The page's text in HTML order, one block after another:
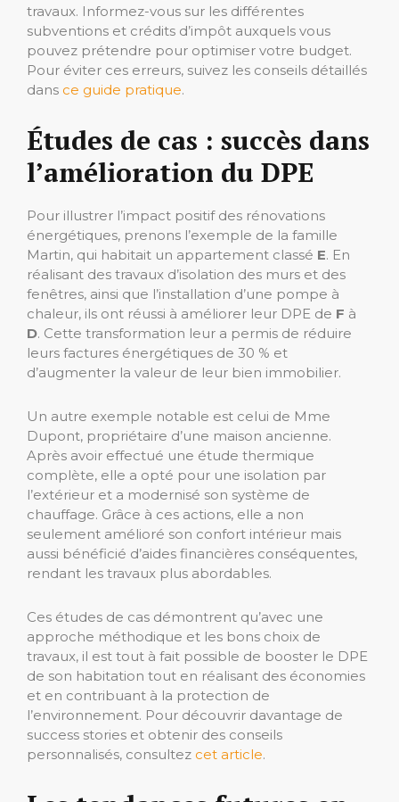
travaux. Informez-vous sur les différentes
subventions et crédits d’impôt auxquels vous
pouvez prétendre pour optimiser votre budget.
Pour éviter ces erreurs, suivez les conseils détaillés
dans ce guide pratique.
Études de cas : succès dans
l’amélioration du DPE
Pour illustrer l’impact positif des rénovations
énergétiques, prenons l’exemple de la famille
Martin, qui habitait un appartement classé E. En
réalisant des travaux d’isolation des murs et des
fenêtres, ainsi que l’installation d’une pompe à
chaleur, ils ont réussi à améliorer leur DPE de F à
D. Cette transformation leur a permis de réduire
leurs factures énergétiques de 30 % et
d’augmenter la valeur de leur bien immobilier.
Un autre exemple notable est celui de Mme
Dupont, propriétaire d’une maison ancienne.
Après avoir effectué une étude thermique
complète, elle a opté pour une isolation par
l’extérieur et a modernisé son système de
chauffage. Grâce à ces actions, elle a non
seulement amélioré son confort intérieur mais
aussi bénéficié d’aides financières conséquentes,
rendant les travaux plus abordables.
Ces études de cas démontrent qu’avec une
approche méthodique et les bons choix de
travaux, il est tout à fait possible de booster le DPE
de son habitation tout en réalisant des économies
et en contribuant à la protection de
l’environnement. Pour découvrir davantage de
success stories et obtenir des conseils
personnalisés, consultez cet article.